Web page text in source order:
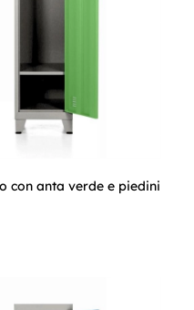
con anta verde e piedini